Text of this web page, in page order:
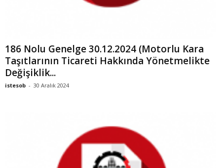
186 Nolu Genelge 30.12.2024 (Motorlu Kara
Taşıtlarının Ticareti Hakkında Yönetmelikte
Değişiklik...
istesob - 30 Aralık 2024